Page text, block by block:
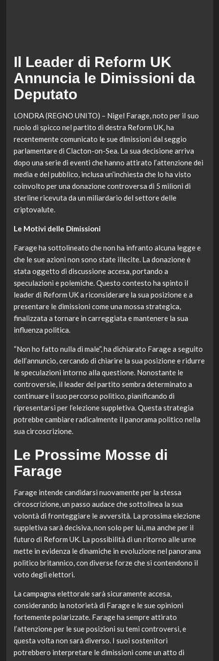
Il Leader di Reform UK
Annuncia le Dimissioni da
Deputato
LONDRA (REGNO UNITO) – Nigel Farage, noto per il suo
ruolo di spicco nel partito di destra Reform UK, ha
recentemente comunicato le sue dimissioni dal seggio
parlamentare di Clacton-on-Sea. La sua decisione arriva
dopo una serie di eventi che hanno attirato l’attenzione dei
media e del pubblico, inclusa un’inchiesta che lo ha visto
coinvolto per una donazione controversa di 5 milioni di
sterline ricevuta da un miliardario del settore delle
criptovalute.
Le Motivi delle Dimissioni
Farage ha sottolineato che non ha infranto alcuna legge e
che le sue azioni non sono state illecite. La donazione è
stata oggetto di discussione accesa, portando a
speculazioni e polemiche. Questo contesto ha spinto il
leader di Reform UK a riconsiderare la sua posizione e a
presentare le dimissioni come una mossa strategica,
finalizzata a tornare in carreggiata e mantenere la sua
influenza politica.
“Non ho fatto nulla di male”, ha dichiarato Farage a seguito
dell’annuncio, cercando di chiarire la sua posizione e ridurre
le speculazioni intorno alla questione. Nonostante le
controversie, il leader del partito sembra determinato a
continuare il suo percorso politico, pianificando di
ripresentarsi per l’elezione suppletiva. Questa strategia
potrebbe cambiare radicalmente il panorama politico nella
sua circoscrizione.
Le Prossime Mosse di
Farage
Farage intende candidarsi nuovamente per la stessa
circoscrizione, un passo audace che sottolinea la sua
volontà di fronteggiare le avversità. La prossima elezione
suppletiva sarà decisiva, non solo per lui, ma anche per il
futuro di Reform UK. La possibilità di un ritorno alle urne
mette in evidenza le dinamiche in evoluzione nel panorama
politico britannico, con diverse forze che si contendono il
voto degli elettori.
La campagna elettorale sarà sicuramente accesa,
considerando la notorietà di Farage e le sue opinioni
fortemente polarizzate. Farage ha sempre attirato
l’attenzione per le sue posizioni su temi controversi, e
questa volta non sarà diverso. I suoi sostenitori
potrebbero interpretare le dimissioni come un atto di